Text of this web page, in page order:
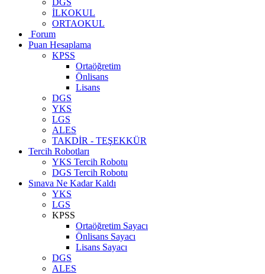
DGS
İLKOKUL
ORTAOKUL
Forum
Puan Hesaplama
KPSS
Ortaöğretim
Önlisans
Lisans
DGS
YKS
LGS
ALES
TAKDİR - TEŞEKKÜR
Tercih Robotları
YKS Tercih Robotu
DGS Tercih Robotu
Sınava Ne Kadar Kaldı
YKS
LGS
KPSS
Ortaöğretim Sayacı
Önlisans Sayacı
Lisans Sayacı
DGS
ALES